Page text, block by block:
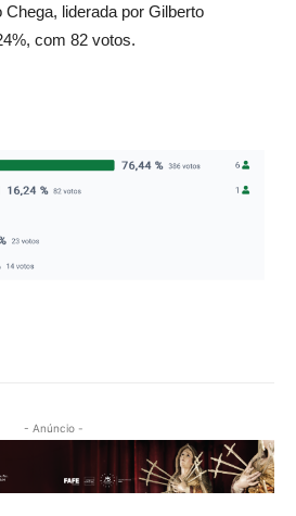
Chega, liderada por Gilberto
com 82 votos.
- Anúncio -